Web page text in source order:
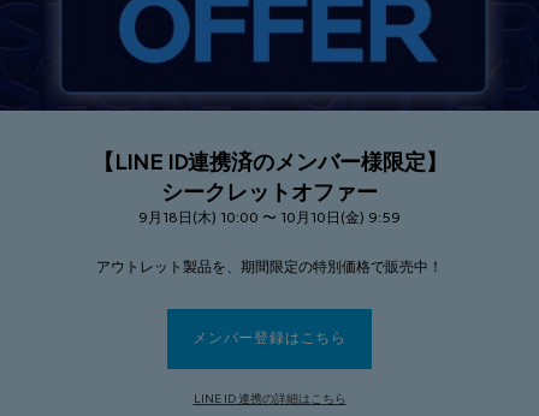
【LINE ID連携済のメンバー様限定】
シークレットオファー
9月18日(木) 10:00 〜 10月10日(金) 9:59
アウトレット製品を、期間限定の特別価格で販売中！
メンバー登録はこちら
LINE ID 連携の詳細はこちら